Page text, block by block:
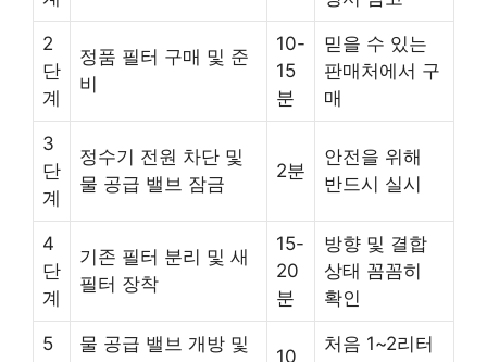
2
단
계
정품 필터 구매 및 준
비
10-
15
분
믿을 수 있는
판매처에서 구
매
3
단
계
정수기 전원 차단 및
물 공급 밸브 잠금
2분
안전을 위해
반드시 실시
4
단
계
기존 필터 분리 및 새
필터 장착
15-
20
분
방향 및 결합
상태 꼼꼼히
확인
5
물 공급 밸브 개방 및
10
처음 1~2리터